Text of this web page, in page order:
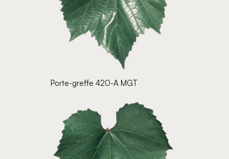
Porte-greffe 420-A MGT